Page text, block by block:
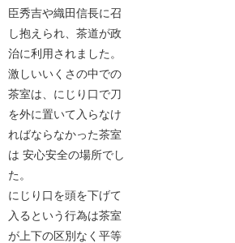
臣秀吉や織田信長に召
し抱えられ、茶道が政
治に利用されました。
激しいいくさの中での
茶室は、にじり口で刀
を外に置いて入らなけ
ればならなかった茶室
は 安心安全の場所でし
た。
にじり口を頭を下げて
入るという行為は茶室
が上下の区別なく平等